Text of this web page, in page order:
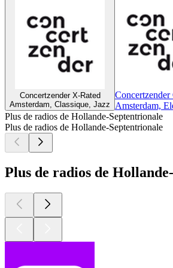
Concertzender X-Rated
Amsterdam, Classique, Jazz
Concertzender
Amsterdam,
Plus de radios de Hollande-Septentrionale
Plus de radios de Hollande-Septentrionale
Plus de radios de